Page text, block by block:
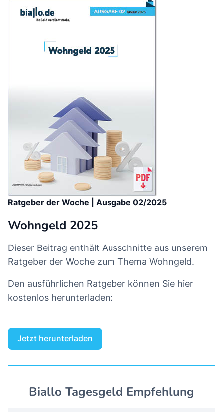
Ratgeber der Woche | Ausgabe 02/2025
Wohngeld 2025
Dieser Beitrag enthält Ausschnitte aus unserem
Ratgeber der Woche zum Thema Wohngeld.
Den ausführlichen Ratgeber können Sie hier
kostenlos herunterladen:
Jetzt herunterladen
Biallo Tagesgeld Empfehlung